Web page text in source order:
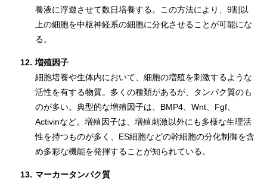
養液に浮遊させて数日培養する。この方法により、9割以
上の細胞を中枢神経系の細胞に分化させることが可能にな
る。
12. 増殖因子
細胞培養や生体内において、細胞の増殖を刺激するような
活性を有する物質。多くの種類があるが、タンパク質のも
のが多い。典型的な増殖因子は、BMP4、Wnt、Fgf、
Activinなど。増殖因子は、増殖刺激以外にも多様な生理活
性を持つものが多く、ES細胞などの幹細胞の分化制御を含
め多彩な機能を発揮することが知られている。
13. マーカータンパク質